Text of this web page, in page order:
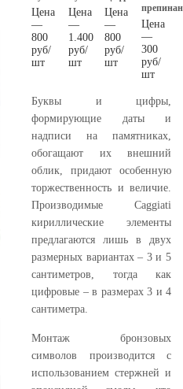
Цена
—
800
руб/
шт
Цена
—
1.400
руб/
шт
Цена
—
800
руб/
шт
Цена
—
300
руб/
шт
Буквы и цифры,
формирующие даты и
надписи на памятниках,
обогащают их внешний
облик, придают особенную
торжественность и величие.
Производимые Caggiati
кириллические элементы
предлагаются лишь в двух
размерных вариантах – 3 и 5
сантиметров, тогда как
цифровые – в размерах 3 и 4
сантиметра.
Монтаж бронзовых
символов производится с
использованием стержней и